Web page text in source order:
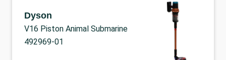
Dyson
V16 Piston Animal Submarine
492969-01